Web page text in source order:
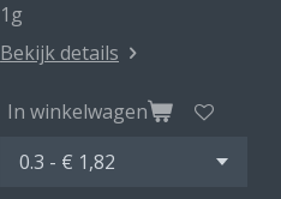
1g
Bekijk details
In winkelwagen